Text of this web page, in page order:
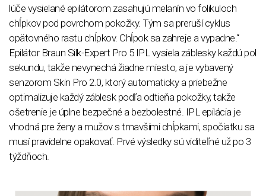
lúče vysielané epilátorom zasahujú melanín vo folikuloch
chĺpkov pod povrchom pokožky. Tým sa preruší cyklus
opätovného rastu chĺpkov. Chĺpok sa zahreje a vypadne.“
Epilátor Braun Silk-Expert Pro 5 IPL vysiela záblesky každú pol
sekundu, takže nevynechá žiadne miesto, a je vybavený
senzorom Skin Pro 2.0, ktorý automaticky a priebežne
optimalizuje každý záblesk podľa odtieňa pokožky, takže
ošetrenie je úplne bezpečné a bezbolestné. IPL epilácia je
vhodná pre ženy a mužov s tmavšími chĺpkami, spočiatku sa
musí pravidelne opakovať. Prvé výsledky sú viditeľné už po 3
týždňoch.